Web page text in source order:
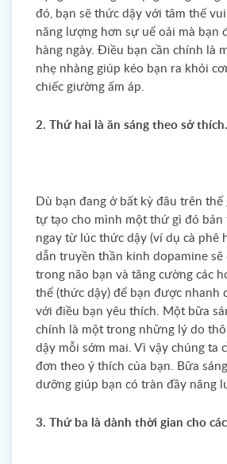
đó, bạn sẽ thức dậy với tâm thế
năng lượng hơn sự uể oải mà bạn
hàng ngày. Điều bạn cần chính là
nhẹ nhàng giúp kéo bạn ra khỏi
chiếc giường ấm áp.
2. Thứ hai là ăn sáng theo sở thích.
Dù bạn đang ở bất kỳ đâu trên thế
tự tạo cho mình một thứ gì đó bản
ngay từ lúc thức dậy (ví dụ cà phê
dẫn truyền thần kinh dopamine sẽ
trong não bạn và tăng cường các
thể (thức dậy) để bạn được nhanh
với điều bạn yêu thích. Một bữa
chính là một trong những lý do
dậy mỗi sớm mai. Vì vậy chúng ta
đơn theo ý thích của bạn. Bữa
dưỡng giúp bạn có tràn đầy năng
3. Thứ ba là dành thời gian cho